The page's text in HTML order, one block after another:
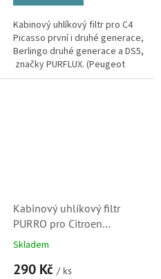
Kabinový uhlíkový filtr pro C4
Picasso první i druhé generace,
Berlingo druhé generace a DS5,
značky PURFLUX. (Peugeot
Partner, 308, 3008, 5008, Opel
Kabinový uhlíkový filtr
PURRO pro Citroen
Berlingo, C4 Picasso a DS5
Skladem
290 Kč / ks